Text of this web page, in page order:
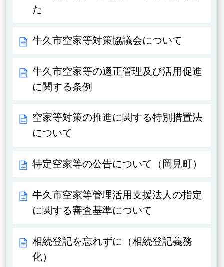
た
牛久市空家等対策協議会について
牛久市空家等の適正管理及び活用促進
に関する条例
空家等対策の推進に関する特別措置法
について
特定空家等の公告について（岡見町）
牛久市空家等管理活用支援法人の指定
に関する審査基準について
相続登記を忘れずに（相続登記義務
化）